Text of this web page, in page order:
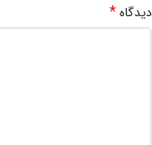
دیدگاه*